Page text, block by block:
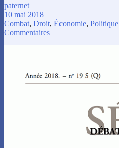
paternet
10 mai 2018
Combat, Droit, Économie, Politique
Commentaires